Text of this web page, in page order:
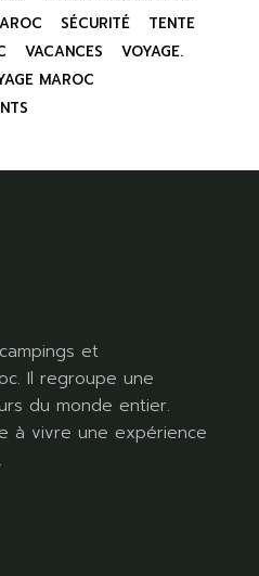
SÉCURITÉ
TENTE
VACANCES
VOYAGE.
MAROC
et
Il regroupe une
du monde entier.
à vivre une expérience